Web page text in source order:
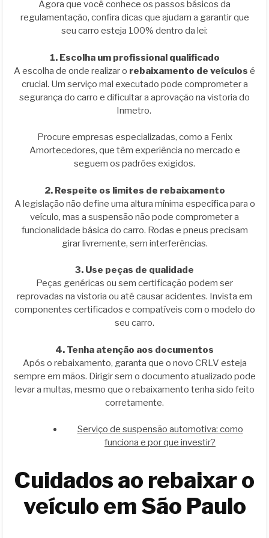
Agora que você conhece os passos básicos da
regulamentação, confira dicas que ajudam a garantir que
seu carro esteja 100% dentro da lei:
1. Escolha um profissional qualificado
A escolha de onde realizar o rebaixamento de veículos é
crucial. Um serviço mal executado pode comprometer a
segurança do carro e dificultar a aprovação na vistoria do
Inmetro.
Procure empresas especializadas, como a Fenix
Amortecedores, que têm experiência no mercado e
seguem os padrões exigidos.
2. Respeite os limites de rebaixamento
A legislação não define uma altura mínima específica para o
veículo, mas a suspensão não pode comprometer a
funcionalidade básica do carro. Rodas e pneus precisam
girar livremente, sem interferências.
3. Use peças de qualidade
Peças genéricas ou sem certificação podem ser
reprovadas na vistoria ou até causar acidentes. Invista em
componentes certificados e compatíveis com o modelo do
seu carro.
4. Tenha atenção aos documentos
Após o rebaixamento, garanta que o novo CRLV esteja
sempre em mãos. Dirigir sem o documento atualizado pode
levar a multas, mesmo que o rebaixamento tenha sido feito
corretamente.
Serviço de suspensão automotiva: como
funciona e por que investir?
Cuidados ao rebaixar o
veículo em São Paulo